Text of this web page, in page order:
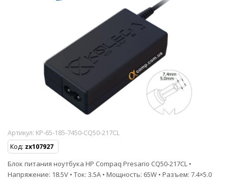
Артикул: KP-65-185-7450-CQ50-217CL
Код: zx107927
Блок питания ноутбука HP Compaq Presario CQ50-217CL •
Напряжение: 18.5V • Ток: 3.5A • Мощность: 65W • Разъем: 7.4×5.0